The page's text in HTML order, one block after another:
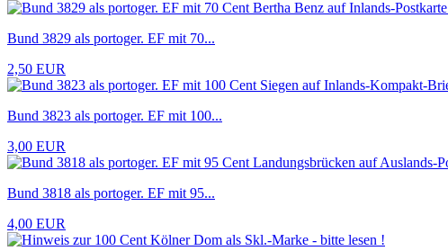
Bund 3829 als portoger. EF mit 70...
2,50 EUR
Bund 3823 als portoger. EF mit 100...
3,00 EUR
Bund 3818 als portoger. EF mit 95...
4,00 EUR